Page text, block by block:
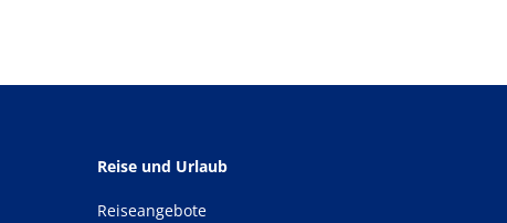
Reise und Urlaub
Reiseangebote